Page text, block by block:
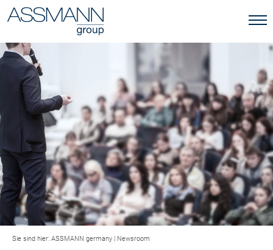
Sie sind hier: ASSMANN germany | Newsroom